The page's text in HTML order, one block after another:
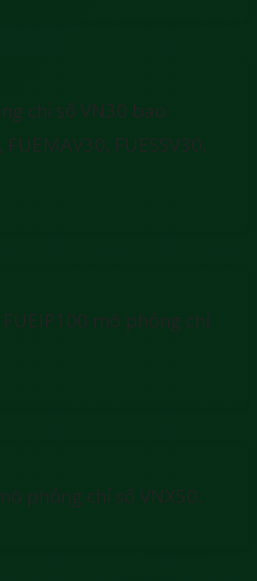
chỉ số VN30 bao
FUESSV30,
mô phỏng chỉ
phỏng chỉ số VNX50.